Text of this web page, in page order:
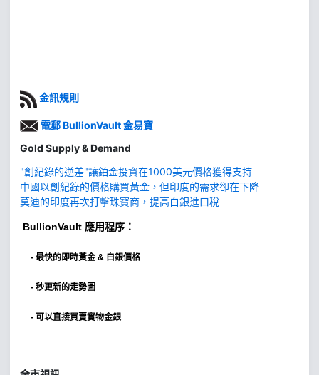
金訊規則
電郵 BullionVault 金易寶
Gold Supply & Demand
"創紀錄的逆差"讓鉑金投資在1000美元價格獲得支持
中國以創紀錄的價格購買黃金，但印度的需求卻在下降
莫迪的印度再次打擊珠寶商，提高白銀進口稅
BullionVault 應用程序：
- 最快的即時黃金 & 白銀價格
- 秒更新的走勢圖
- 可以直接買賣實物金銀